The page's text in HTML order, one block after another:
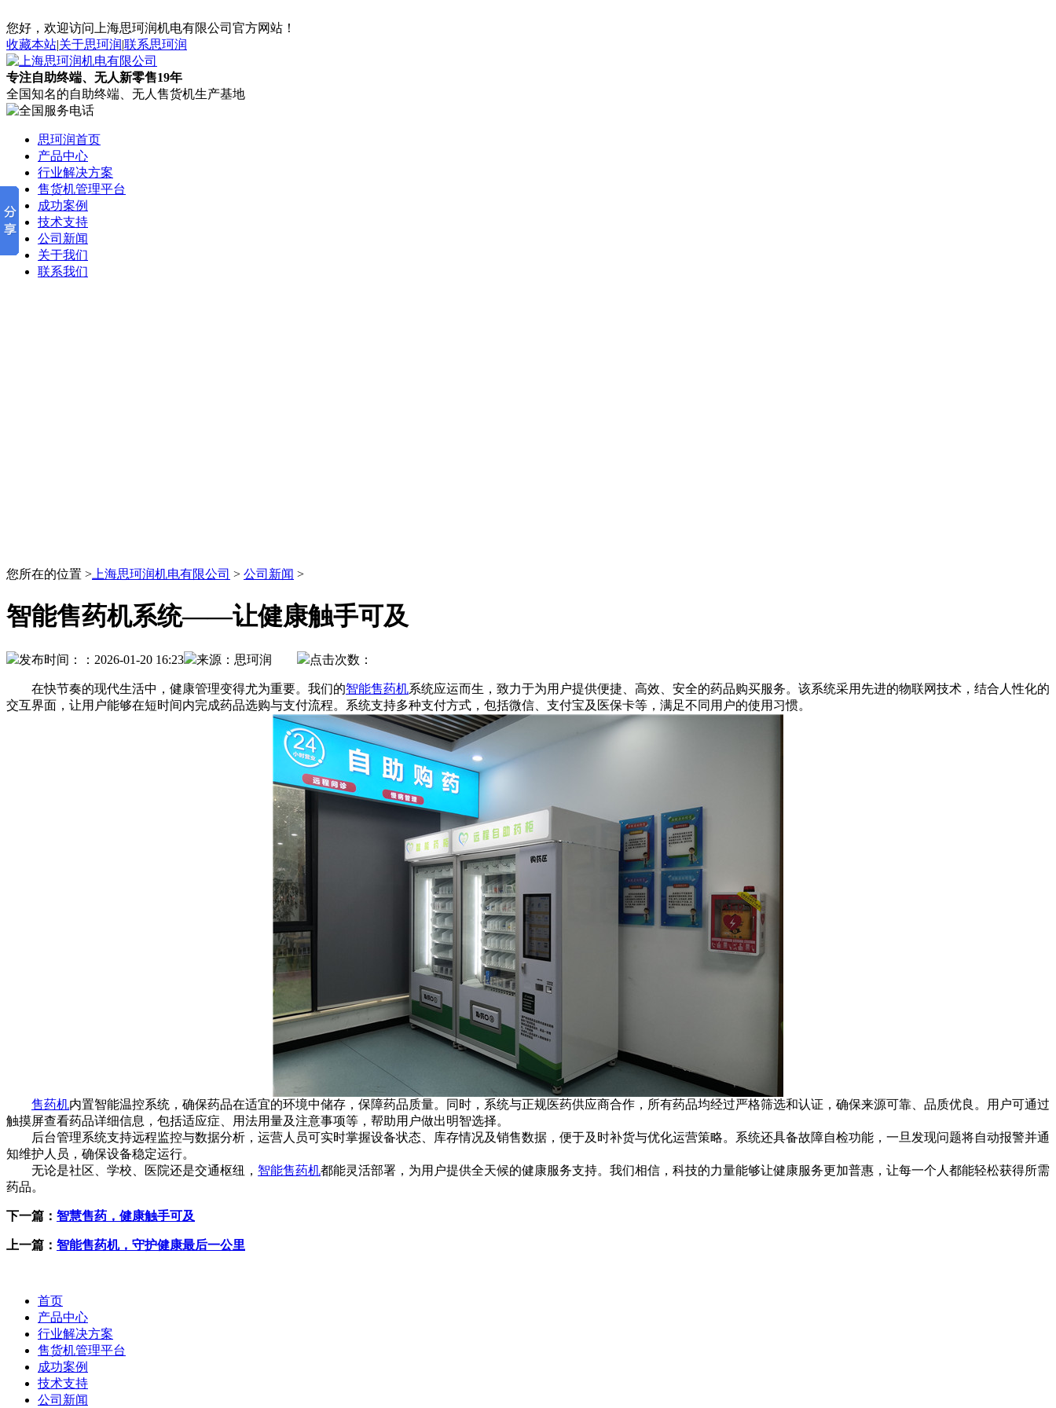
您好，欢迎访问上海思珂润机电有限公司官方网站！
收藏本站|关于思珂润|联系思珂润
专注自助终端、无人新零售19年
全国知名的自助终端、无人售货机生产基地
思珂润首页
产品中心
行业解决方案
售货机管理平台
成功案例
技术支持
公司新闻
关于我们
联系我们
您所在的位置 > 上海思珂润机电有限公司 > 公司新闻 >
智能售药机系统——让健康触手可及
发布时间：：2026-01-20 16:23 来源：思珂润 点击次数：
在快节奏的现代生活中，健康管理变得尤为重要。我们的智能售药机系统应运而生，致力于为用户提供便捷、高效、安全的药品购买服务。该系统采用先进的物联网技术，结合人性化的
交互界面，让用户能够在短时间内完成药品选购与支付流程。系统支持多种支付方式，包括微信、支付宝及医保卡等，满足不同用户的使用习惯。
售药机内置智能温控系统，确保药品在适宜的环境中储存，保障药品质量。同时，系统与正规医药供应商合作，所有药品均经过严格筛选和认证，确保来源可靠、品质优良。用户可通过
触摸屏查看药品详细信息，包括适应症、用法用量及注意事项等，帮助用户做出明智选择。
后台管理系统支持远程监控与数据分析，运营人员可实时掌握设备状态、库存情况及销售数据，便于及时补货与优化运营策略。系统还具备故障自检功能，一旦发现问题将自动报警并通
知维护人员，确保设备稳定运行。
无论是社区、学校、医院还是交通枢纽， 智能售药机都能灵活部署，为用户提供全天候的健康服务支持。我们相信，科技的力量能够让健康服务更加普惠，让每一个人都能轻松获得所需
药品。
下一篇： 智慧售药，健康触手可及
上一篇： 智能售药机，守护健康最后一公里
首页
产品中心
行业解决方案
售货机管理平台
成功案例
技术支持
公司新闻